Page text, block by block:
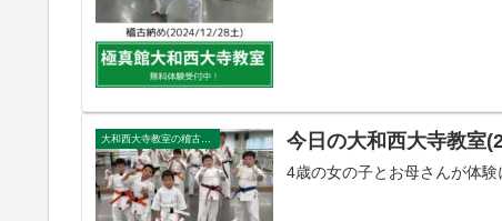
今日の大和西大寺教室
4歳の女の子とお母さんが体験